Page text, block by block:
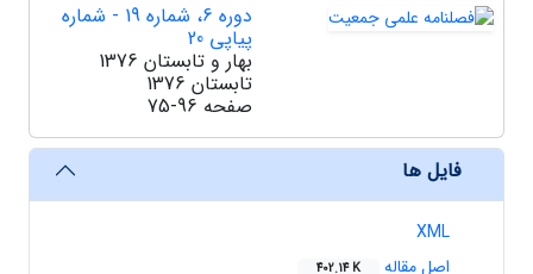
دوره 6، شماره 19 - شماره
پیاپی 20
بهار و تابستان 1376
تابستان 1376
صفحه 75-96
فایل ها
XML
اصل مقاله
402.14 K